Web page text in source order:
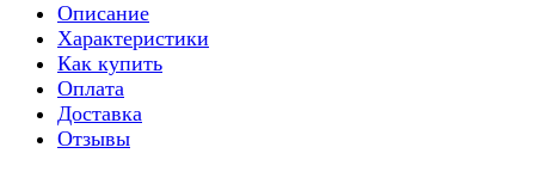
Описание
Характеристики
Как купить
Оплата
Доставка
Отзывы